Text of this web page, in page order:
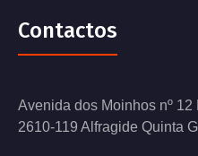
Contactos
Avenida dos Moinhos nº 12
2610-119 Alfragide Quinta